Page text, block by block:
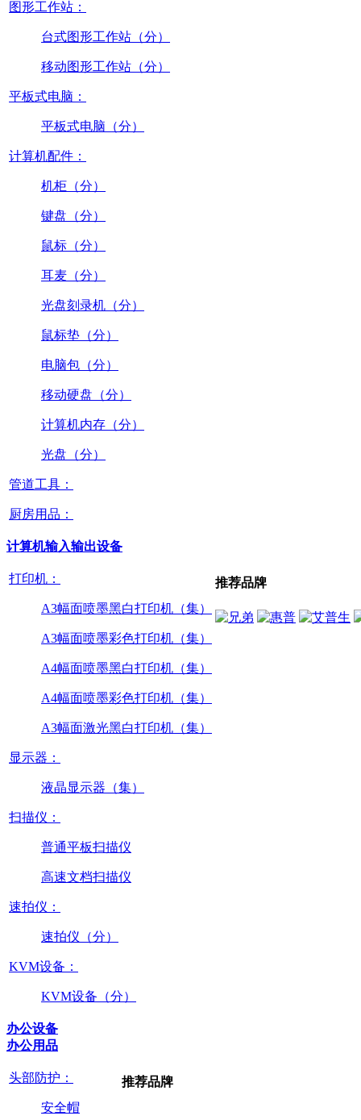
图形工作站：
台式图形工作站（分）
移动图形工作站（分）
平板式电脑：
平板式电脑（分）
计算机配件：
机柜（分）
键盘（分）
鼠标（分）
耳麦（分）
光盘刻录机（分）
鼠标垫（分）
电脑包（分）
移动硬盘（分）
计算机内存（分）
光盘（分）
管道工具：
厨房用品：
计算机输入输出设备
打印机：
A3幅面喷墨黑白打印机（集）
A3幅面喷墨彩色打印机（集）
A4幅面喷墨黑白打印机（集）
A4幅面喷墨彩色打印机（集）
A3幅面激光黑白打印机（集）
显示器：
液晶显示器（集）
扫描仪：
普通平板扫描仪
高速文档扫描仪
速拍仪：
速拍仪（分）
KVM设备：
KVM设备（分）
推荐品牌
办公设备
办公用品
头部防护：
安全帽
推荐品牌